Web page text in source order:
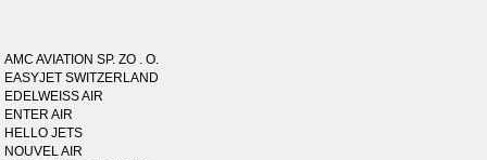
AMC AVIATION SP. ZO . O.
EASYJET SWITZERLAND
EDELWEISS AIR
ENTER AIR
HELLO JETS
NOUVEL AIR